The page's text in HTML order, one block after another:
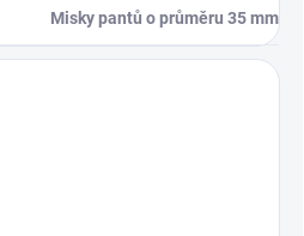
Misky pantů o průměru 35 mm